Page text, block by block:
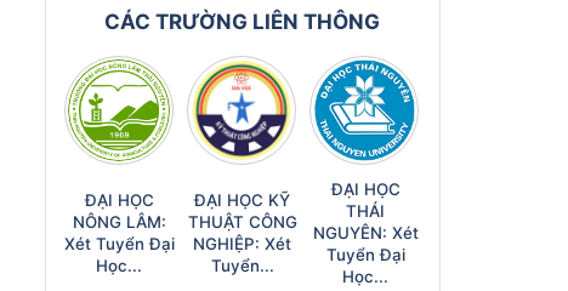
CÁC TRƯỜNG LIÊN THÔNG
ĐẠI HỌC
NÔNG LÂM:
Xét Tuyển Đại
Học...
ĐẠI HỌC KỸ
THUẬT CÔNG
NGHIỆP: Xét
Tuyển...
ĐẠI HỌC
THÁI
NGUYÊN: Xét
Tuyển Đại
Học...